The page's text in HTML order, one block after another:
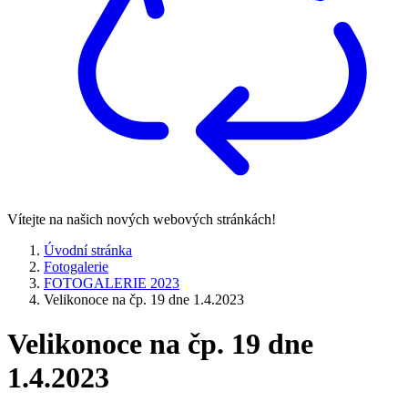
Vítejte na našich nových webových stránkách!
Úvodní stránka
Fotogalerie
FOTOGALERIE 2023
Velikonoce na čp. 19 dne 1.4.2023
Velikonoce na čp. 19 dne
1.4.2023